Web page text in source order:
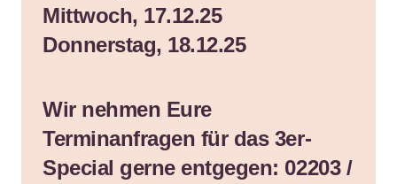
Mittwoch, 17.12.25
Donnerstag, 18.12.25
Wir nehmen Eure
Terminanfragen für das 3er-
Special gerne entgegen: 02203 /